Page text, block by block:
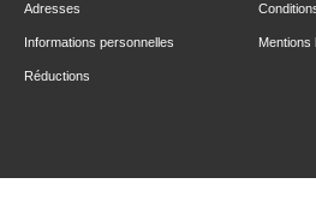
Adresses
Informations personnelles
Réductions
Mentions